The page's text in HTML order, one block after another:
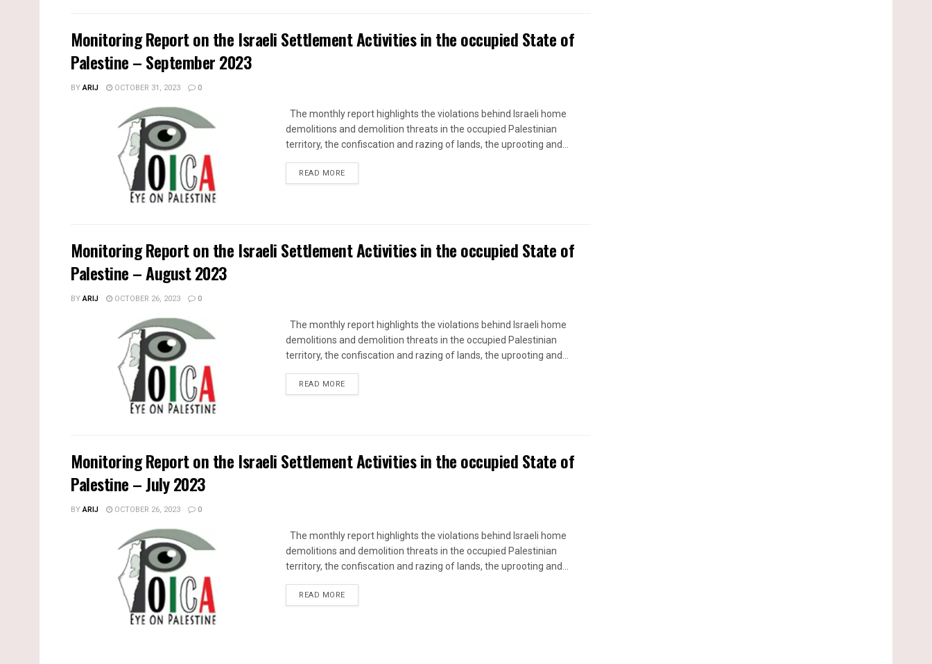
Monitoring Report on the Israeli Settlement Activities in the occupied State of
Palestine – September 2023
BYARIJ OCTOBER 31, 2023 0
The monthly report highlights the violations behind Israeli home
demolitions and demolition threats in the occupied Palestinian
territory, the confiscation and razing of lands, the uprooting and...
READ MOREDETAILS
Monitoring Report on the Israeli Settlement Activities in the occupied State of
Palestine – August 2023
BYARIJ OCTOBER 26, 2023 0
The monthly report highlights the violations behind Israeli home
demolitions and demolition threats in the occupied Palestinian
territory, the confiscation and razing of lands, the uprooting and...
READ MOREDETAILS
Monitoring Report on the Israeli Settlement Activities in the occupied State of
Palestine – July 2023
BYARIJ OCTOBER 26, 2023 0
The monthly report highlights the violations behind Israeli home
demolitions and demolition threats in the occupied Palestinian
territory, the confiscation and razing of lands, the uprooting and...
READ MOREDETAILS